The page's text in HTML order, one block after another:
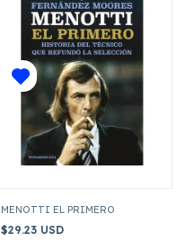
MENOTTI EL PRIMERO
$29.23 USD